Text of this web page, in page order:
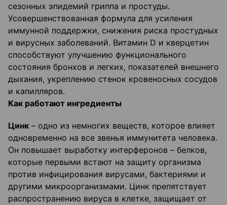
сезонных эпидемий гриппа и простуды.
Усовершенствованная формула для усиления
иммунной поддержки, снижения риска простудных
и вирусных заболеваний. Витамин D и кверцетин
способствуют улучшению функционального
состояния бронхов и легких, показателей внешнего
дыхания, укреплению стенок кровеносных сосудов
и капилляров.
Как работают ингредиенты
Цинк – одно из немногих веществ, которое влияет
одновременно на все звенья иммунитета человека.
Он повышает выработку интерферонов – белков,
которые первыми встают на защиту организма
против инфицирования вирусами, бактериями и
другими микроорганизмами. Цинк препятствует
распространению вируса в клетке, защищает от